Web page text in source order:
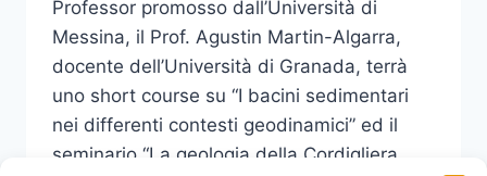
Professor promosso dall’Università di
Messina, il Prof. Agustin Martin-Algarra,
docente dell’Università di Granada, terrà
uno short course su “I bacini sedimentari
nei differenti contesti geodinamici” ed il
seminario “La geologia della Cordigliera